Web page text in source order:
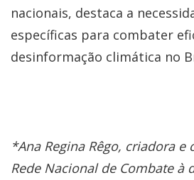
nacionais, destaca a
específicas para combater
desinformação climática no
*Ana Regina Rêgo, criadora e
Rede Nacional de Combate à